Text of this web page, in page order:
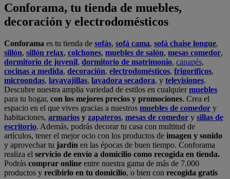
Conforama, tu tienda de muebles,
decoración y electrodomésticos
Conforama es tu tienda de sofás, sofá cama, sofá chaise longue,
sillón, sillón relax, colchones, muebles de salón, mesas comedor,
dormitorio de juvenil, dormitorio de matrimonio, canapés,
cocinas a medida, decoración, electrodomésticos, frigoríficos,
microondas, lavavajillas, lavadora secadora, y televisiones.
Descubre nuestra amplia variedad de estilos en cualquiermuebles
para tu hogar, con los mejores precios y promociones. Crea el
espacio en el que vives gracias a nuestros muebles de comedor y
habitaciones, armarios y zapateros, mesas de comedor y sillas de
escritorio. Además, podrás decorar tu casa con multitud de
artículos, tener el mejor ocio con los productos de imagen y sonido
y aprovechar tu jardín en las épocas de buen tiempo. Conforama
realiza el servicio de envío a domicilio como recogida en tienda.
Podrás comprar online entre nuestra gama de más de 7.000
productos y recibirlo en tu domicilio, o bien con recogida gratis